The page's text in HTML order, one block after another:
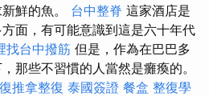
鮮的魚。 台中整脊 這家酒店是
面，有可能意識到這是六十年代
找台中撥筋 但是，作為在巴巴多
那些不習慣的人當然是癱瘓的。
推拿整復 泰國簽證 餐盒 整復學